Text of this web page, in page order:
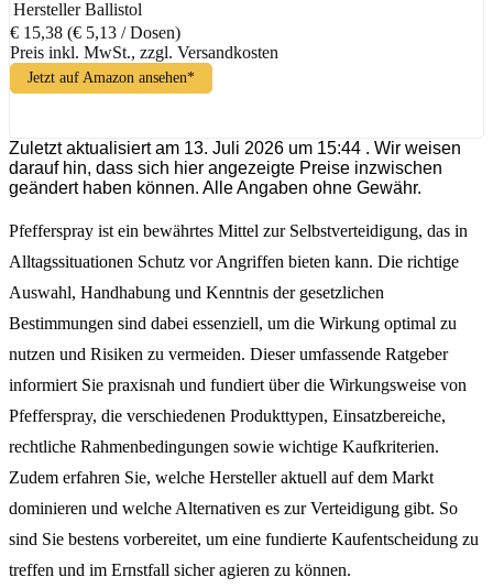
Hersteller Ballistol
€ 15,38 (€ 5,13 / Dosen)
Preis inkl. MwSt., zzgl. Versandkosten
Jetzt auf Amazon ansehen*
Zuletzt aktualisiert am 13. Juli 2026 um 15:44 . Wir weisen
darauf hin, dass sich hier angezeigte Preise inzwischen
geändert haben können. Alle Angaben ohne Gewähr.
Pfefferspray ist ein bewährtes Mittel zur Selbstverteidigung, das in
Alltagssituationen Schutz vor Angriffen bieten kann. Die richtige
Auswahl, Handhabung und Kenntnis der gesetzlichen
Bestimmungen sind dabei essenziell, um die Wirkung optimal zu
nutzen und Risiken zu vermeiden. Dieser umfassende Ratgeber
informiert Sie praxisnah und fundiert über die Wirkungsweise von
Pfefferspray, die verschiedenen Produkttypen, Einsatzbereiche,
rechtliche Rahmenbedingungen sowie wichtige Kaufkriterien.
Zudem erfahren Sie, welche Hersteller aktuell auf dem Markt
dominieren und welche Alternativen es zur Verteidigung gibt. So
sind Sie bestens vorbereitet, um eine fundierte Kaufentscheidung zu
treffen und im Ernstfall sicher agieren zu können.